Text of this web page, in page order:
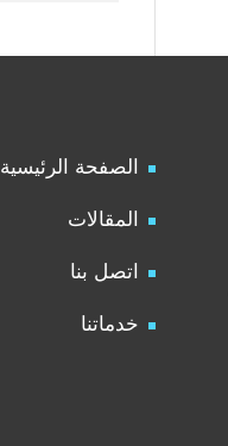
الصفحة الرئيسية
المقالات
اتصل بنا
خدماتنا